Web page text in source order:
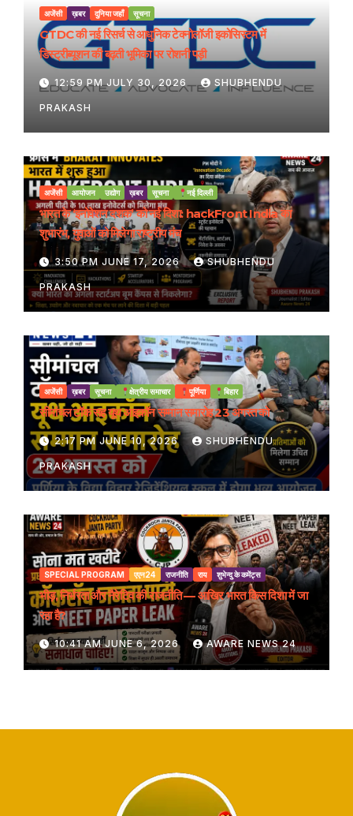
अजेंसी ख़बर दुनिया जहाँ सूचना
GTDC की नई रिसर्च से आधुनिक टेक्नोलॉजी इकोसिस्टम में
डिस्ट्रीब्यूशन की बढ़ती भूमिका पर रोशनी पड़ी
12:59 PM JULY 30, 2026 SHUBHENDU
PRAKASH
अजेंसी आयोजन उद्योग ख़बर सूचना नई दिल्ली
भारत के ‘इनोवेशन दशक’ को नई दिशा: hackFront India का
शुभारंभ, युवाओं को मिलेगा राष्ट्रीय मंच
3:50 PM JUNE 17, 2026 SHUBHENDU
PRAKASH
अजेंसी ख़बर सूचना क्षेत्रीय समाचार पूर्णिया बिहार
सीमांचल टॉक सह यूथ आइकॉन सम्मान समारोह 23 अगस्त को
2:17 PM JUNE 10, 2026 SHUBHENDU
PRAKASH
SPECIAL PROGRAM एएन24 राजनीति राय शुभेन्दु के कमेंट्स
भीड़, निर्भरता और नैरेटिव की राजनीति — आखिर भारत किस दिशा में जा
रहा है?
10:41 AM JUNE 6, 2026 AWARE NEWS 24